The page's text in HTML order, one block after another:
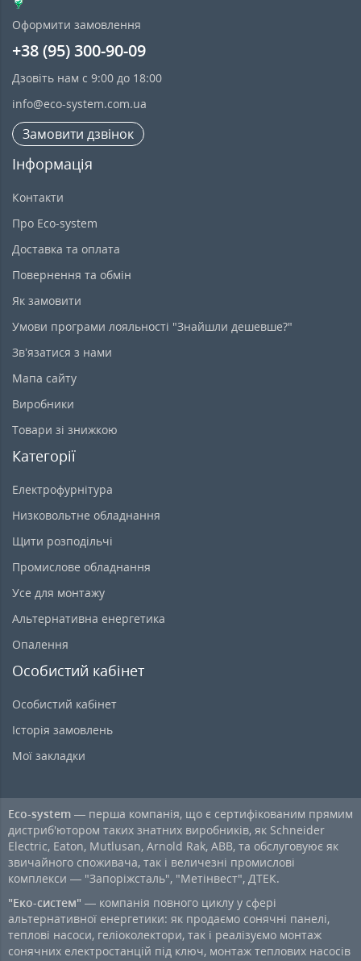
Оформити замовлення
+38 (95) 300-90-09
Дзовіть нам с 9:00 до 18:00
info@eco-system.com.ua
Замовити дзвінок
Інформація
Контакти
Про Eco-system
Доставка та оплата
Повернення та обмін
Як замовити
Умови програми лояльності "Знайшли дешевше?"
Зв’язатися з нами
Мапа сайту
Виробники
Товари зі знижкою
Категорії
Електрофурнітура
Низковольтне обладнання
Щити розподільчі
Промислове обладнання
Усе для монтажу
Альтернативна енергетика
Опалення
Особистий кабінет
Особистий кабінет
Історія замовлень
Мої закладки
Eco-system — перша компанія, що є сертифікованим прямим
дистриб'ютором таких знатних виробників, як Schneider
Electric, Eaton, Mutlusan, Arnold Rak, ABB, та обслуговуює як
звичайного споживача, так і величезні промислові
комплекси — "Запоріжсталь", "Метінвест", ДТЕК.
"Еко-систем" — компанія повного циклу у сфері
альтернативної енергетики: як продаємо сонячні панелі,
теплові насоси, геліоколектори, так і реалізуємо монтаж
сонячних електростанцій під ключ, монтаж теплових насосів